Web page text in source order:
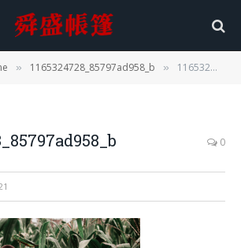
» 1165324728_85797ad958_b » 1165324728_85797ad958_b
0